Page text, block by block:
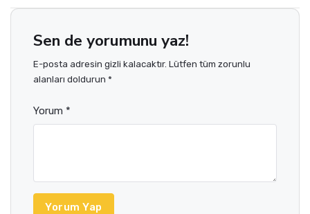
Sen de yorumunu yaz!
E-posta adresin gizli kalacaktır. Lütfen tüm zorunlu
alanları doldurun *
Yorum *
Yorum Yap